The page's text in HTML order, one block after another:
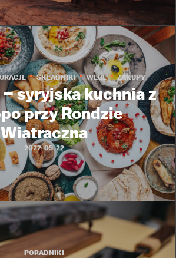
SKŁADNIKI WEGE ZAKUPY
syryjska kuchnia z
przy Rondzie
Wiatraczna
2022-05-22
PORADNIKI